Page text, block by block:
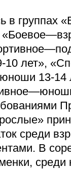
в группах
10 лет»,
13-14
среди
В